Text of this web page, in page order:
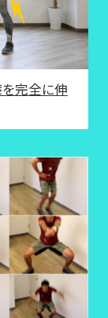
を完全に伸